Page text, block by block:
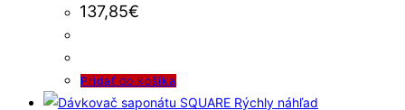
137,85€
Pridať do košíka
Rýchly náhľad